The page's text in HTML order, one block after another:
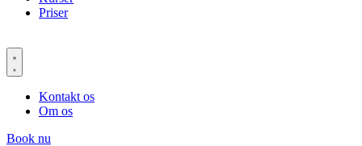
Priser
Kontakt os
Om os
Book nu